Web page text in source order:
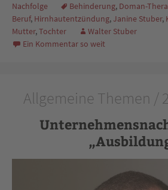
Nachfolge
Behinderung, Doman-
Beruf, Hirnhautentzündung, Janine Stuber,
Mutter,Tochter
Walter Stuber
Ein Kommentar so weit
Allgemeine Themen /